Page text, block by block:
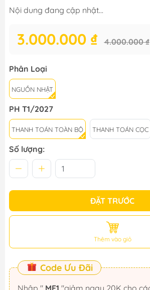
Nội dung đang cập nhật...
3.000.000 ₫ 4.000.000 ₫
Phân Loại
NGUỒN NHẬT
PH T1/2027
THANH TOÁN TOÀN BỘ THANH TOÁN CỌC
Số lượng:
ĐẶT TRƯỚC
Thêm vào giỏ
Code Ưu Đãi